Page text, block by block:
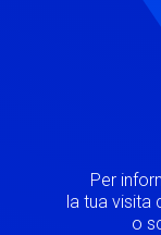
Per
la tua visita
o